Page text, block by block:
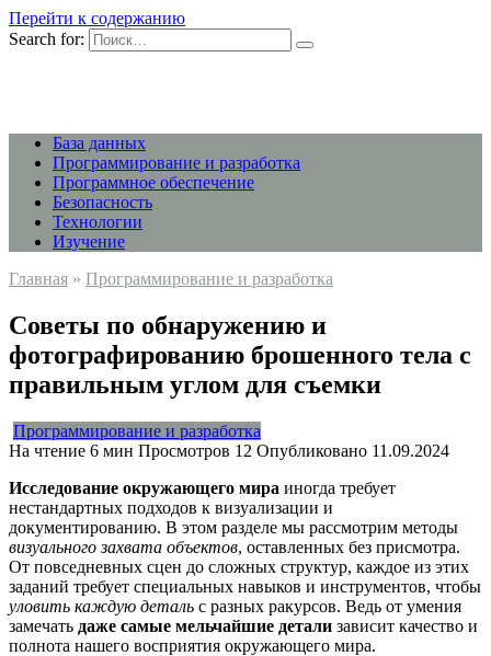
Перейти к содержанию
Search for:
База данных
Программирование и разработка
Программное обеспечение
Безопасность
Технологии
Изучение
Главная » Программирование и разработка
Советы по обнаружению и
фотографированию брошенного тела с
правильным углом для съемки
Программирование и разработка
На чтение 6 мин Просмотров 12 Опубликовано 11.09.2024
Исследование окружающего мира иногда требует
нестандартных подходов к визуализации и
документированию. В этом разделе мы рассмотрим методы
визуального захвата объектов, оставленных без присмотра.
От повседневных сцен до сложных структур, каждое из этих
заданий требует специальных навыков и инструментов, чтобы
уловить каждую деталь с разных ракурсов. Ведь от умения
замечать даже самые мельчайшие детали зависит качество и
полнота нашего восприятия окружающего мира.